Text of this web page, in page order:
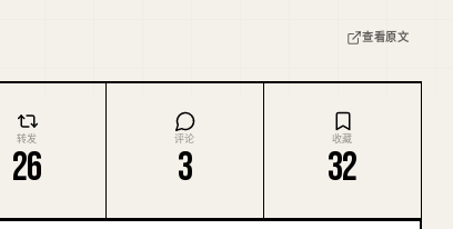
查看原文
转发
26
评论
3
收藏
32